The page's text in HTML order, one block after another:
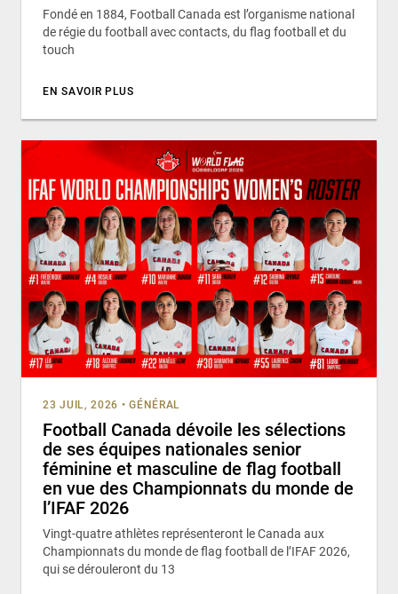
Fondé en 1884, Football Canada est l’organisme national
de régie du football avec contacts, du flag football et du
touch
EN SAVOIR PLUS
23 JUIL, 2026 • GÉNÉRAL
Football Canada dévoile les sélections
de ses équipes nationales senior
féminine et masculine de flag football
en vue des Championnats du monde de
l’IFAF 2026
Vingt-quatre athlètes représenteront le Canada aux
Championnats du monde de flag football de l’IFAF 2026,
qui se dérouleront du 13